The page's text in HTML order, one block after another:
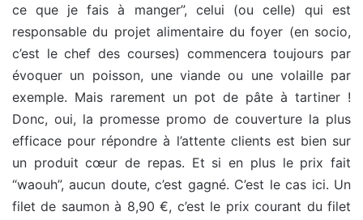
ce que je fais à manger”, celui (ou celle) qui est
responsable du projet alimentaire du foyer (en socio,
c’est le chef des courses) commencera toujours par
évoquer un poisson, une viande ou une volaille par
exemple. Mais rarement un pot de pâte à tartiner !
Donc, oui, la promesse promo de couverture la plus
efficace pour répondre à l’attente clients est bien sur
un produit cœur de repas. Et si en plus le prix fait
“waouh”, aucun doute, c’est gagné. C’est le cas ici. Un
filet de saumon à 8,90 €, c’est le prix courant du filet